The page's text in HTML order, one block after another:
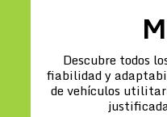
Descubre todos
fiabilidad y
de vehículos